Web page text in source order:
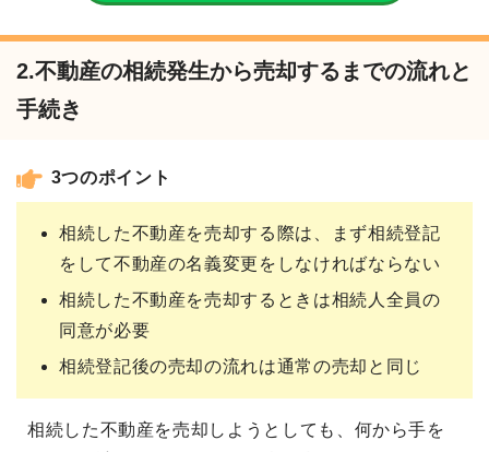
2.不動産の相続発生から売却するまでの流れと
手続き
3つのポイント
相続した不動産を売却する際は、まず相続登記
をして不動産の名義変更をしなければならない
相続した不動産を売却するときは相続人全員の
同意が必要
相続登記後の売却の流れは通常の売却と同じ
相続した不動産を売却しようとしても、何から手を